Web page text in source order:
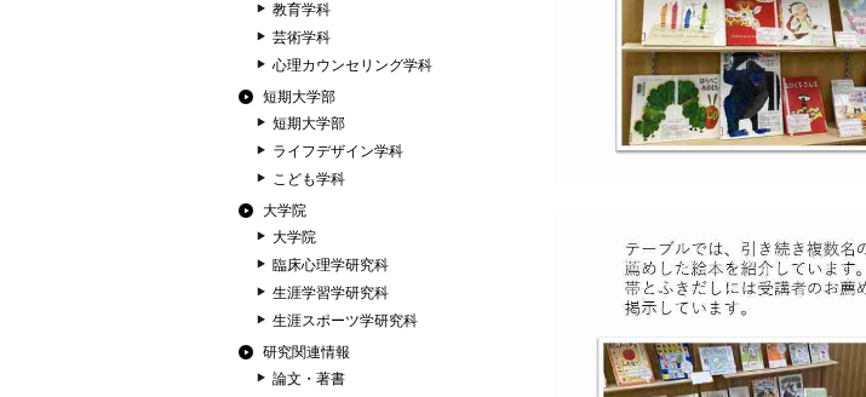
教育学科
芸術学科
心理カウンセリング学科
短期大学部
短期大学部
ライフデザイン学科
こども学科
大学院
大学院
臨床心理学研究科
生涯学習学研究科
生涯スポーツ学研究科
研究関連情報
論文・著書